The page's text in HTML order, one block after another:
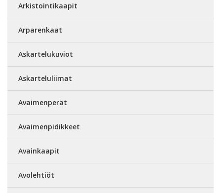
Arkistointikaapit
Arparenkaat
Askartelukuviot
Askarteluliimat
Avaimenperät
Avaimenpidikkeet
Avainkaapit
Avolehtiöt